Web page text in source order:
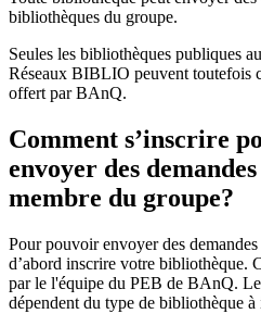
bibliothèques du groupe.
Seules les bibliothèques publiques
Réseaux BIBLIO peuvent toutefois
offert par BAnQ.
Comment s’inscrire
envoyer des
membre du groupe?
Pour pouvoir envoyer des
d’abord inscrire votre bibliothèque.
par le l'équipe du PEB de BAnQ.
dépendent du type de bibliothèque à